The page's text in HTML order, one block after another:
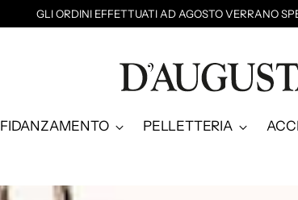
GLI ORDINI EFFETTUATI AD AGOSTO VERRANO
FIDANZAMENTO PELLETTERIA